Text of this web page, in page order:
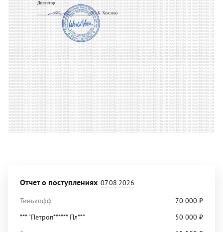
Отчет о поступлениях 07.08.2026
Тинькофф
70 000 ₽
*** "Петроп****** Пл**"
50 000 ₽